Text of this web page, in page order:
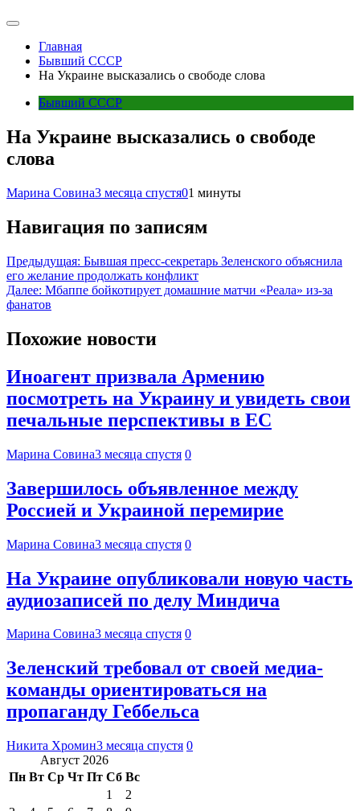
Главная
Бывший СССР
На Украине высказались о свободе слова
Бывший СССР
На Украине высказались о свободе
слова
Марина Совина3 месяца спустя01 минуты
Навигация по записям
Предыдущая: Бывшая пресс-секретарь Зеленского объяснила
его желание продолжать конфликт
Далее: Мбаппе бойкотирует домашние матчи «Реала» из-за
фанатов
Похожие новости
Иноагент призвала Армению
посмотреть на Украину и увидеть свои
печальные перспективы в ЕС
Марина Совина3 месяца спустя 0
Завершилось объявленное между
Россией и Украиной перемирие
Марина Совина3 месяца спустя 0
На Украине опубликовали новую часть
аудиозаписей по делу Миндича
Марина Совина3 месяца спустя 0
Зеленский требовал от своей медиа-
команды ориентироваться на
пропаганду Геббельса
Никита Хромин3 месяца спустя 0
Август 2026
Пн Вт Ср Чт Пт Сб Вс
1
2